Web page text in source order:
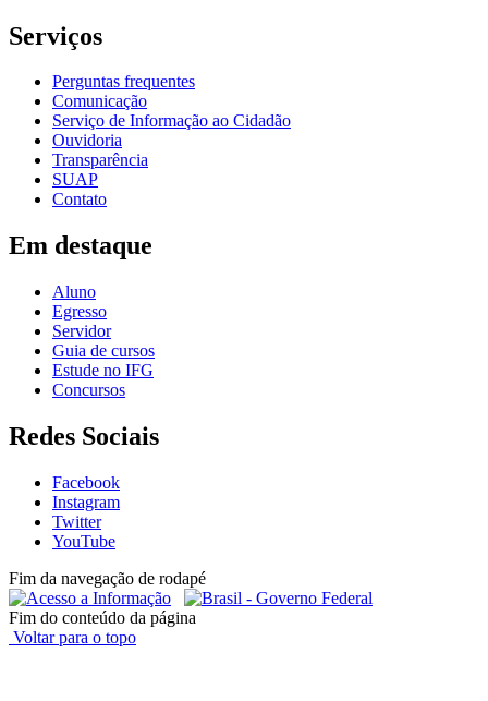
Serviços
Perguntas frequentes
Comunicação
Serviço de Informação ao Cidadão
Ouvidoria
Transparência
SUAP
Contato
Em destaque
Aluno
Egresso
Servidor
Guia de cursos
Estude no IFG
Concursos
Redes Sociais
Facebook
Instagram
Twitter
YouTube
Fim da navegação de rodapé
Fim do conteúdo da página
Voltar para o topo